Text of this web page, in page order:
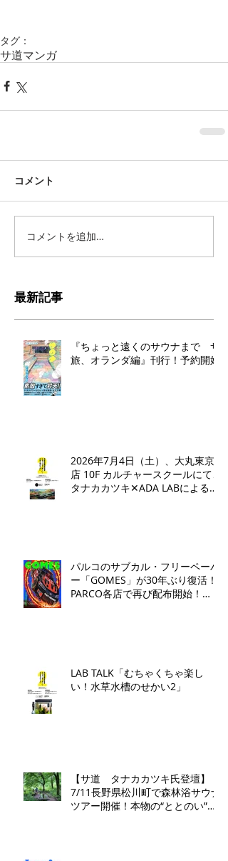
タグ：
サ道マンガ
コメント
コメントを追加…
最新記事
『ちょっと遠くのサウナまで サ
旅、オランダ編』刊行！予約開始
2026年7月4日（土）、大丸東京
店 10F カルチャースクールにて、
タナカカツキ✕ADA LABによるト
パルコのサブカル・フリーペーパ
ー「GOMES」が30年ぶり復活！
PARCO各店で再び配布開始！​
LAB TALK「むちゃくちゃ楽し
い！水草水槽のせかい2」
【サ道 タナカカツキ氏登壇】
7/11長野県松川町で森林浴サウナ
ツアー開催！本物の“ととのい”を